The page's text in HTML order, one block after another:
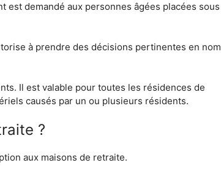
est demandé aux personnes âgées placées sous
à prendre des décisions pertinentes en nom
Il est valable pour toutes les résidences de
causés par un ou plusieurs résidents.
?
aux maisons de retraite.